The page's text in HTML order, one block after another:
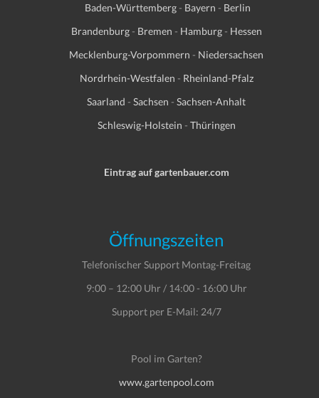
Baden-Württemberg- Bayern - Berlin
Brandenburg- Bremen - Hamburg- Hessen
Mecklenburg-Vorpommern - Niedersachsen
Nordrhein-Westfalen - Rheinland-Pfalz
Saarland -Sachsen -Sachsen-Anhalt
Schleswig-Holstein - Thüringen
Eintrag auf gartenbauer.com
Öffnungszeiten
Telefonischer Support Montag-Freitag
9:00 – 12:00 Uhr / 14:00 - 16:00 Uhr
Support per E-Mail: 24/7
Pool im Garten?
www.gartenpool.com